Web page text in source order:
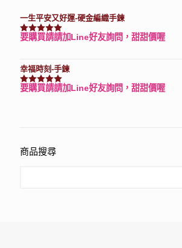
一生平安又好運-硬金編織手鍊
評分7740滿分 5
要購買請請加Line好友詢問，甜甜價喔
幸福時刻-手鍊
評分3150滿分 5
要購買請請加Line好友詢問，甜甜價喔
商品搜尋